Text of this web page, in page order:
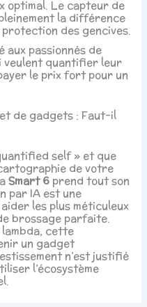
optimal. Le capteur de
la différence
des gencives.
aux passionnés de
veulent quantifier leur
le prix fort pour un
de gadgets : Faut-il
self » et que
de votre
Smart 6 prend tout son
par IA est une
les plus méticuleux
brossage parfaite.
cette
un gadget
n’est justifié
l’écosystème